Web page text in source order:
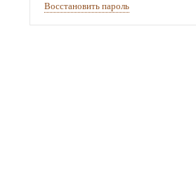
Восстановить пароль